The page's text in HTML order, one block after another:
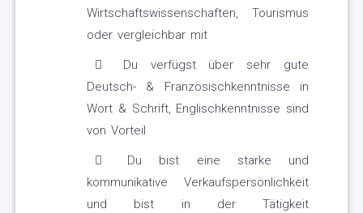
Wirtschaftswissenschaften, Tourismus
oder vergleichbar mit
Du verfügst über sehr gute
Deutsch- & Französischkenntnisse in
Wort & Schrift, Englischkenntnisse sind
von Vorteil
Du bist eine starke und
kommunikative Verkaufspersönlichkeit
und bist in der Tätigkeit